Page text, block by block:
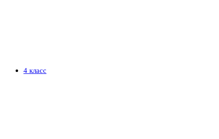
4 класс